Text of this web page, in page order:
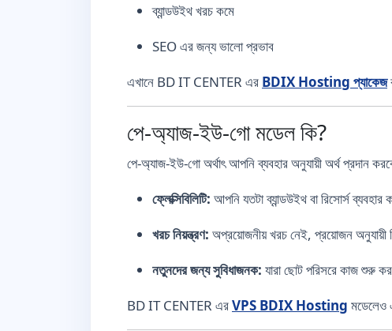
ব্যান্ডউইথ খরচ কমে
SEO এর জন্য ভালো প্রভাব
এখানে BD IT CENTER এর BDIX Hosting প্যাকেজ
পে-অ্যাজ-ইউ-গো মডেল কি?
পে-অ্যাজ-ইউ-গো অর্থাৎ আপনি ব্যবহার অনুযায়ী অর্থ প্রদান
ফ্লেক্সিবিলিটি: আপনি যতটা ব্যান্ডউইথ বা রিসোর্স
খরচ নিয়ন্ত্রণ: অপ্রয়োজনীয় খরচ নেই, প্রয়োজন অনুযায়ী
নতুনদের জন্য সুবিধাজনক: যারা ছোট পরিসরে কাজ শুরু
BD IT CENTER এরVPS BDIX Hosting মডেলেও